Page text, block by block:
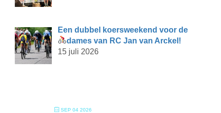
Een dubbel koersweekend voor de
dames van RC Jan van Arckel!
15 juli 2026
SEP 04 2026